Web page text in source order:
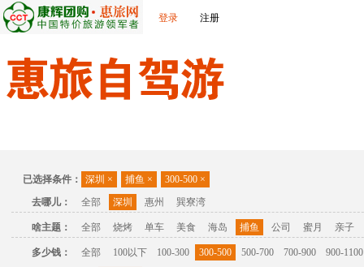
登录 注册
已选择条件： 深圳 × 捕鱼 × 300-500 ×
去哪儿：
全部 深圳 惠州 巽寮湾
啥主题： 全部 烧烤 单车 美食 海岛 捕鱼 公司 蜜月 亲子
多少钱： 全部 100以下 100-300 300-500 500-700 700-900
900-1100